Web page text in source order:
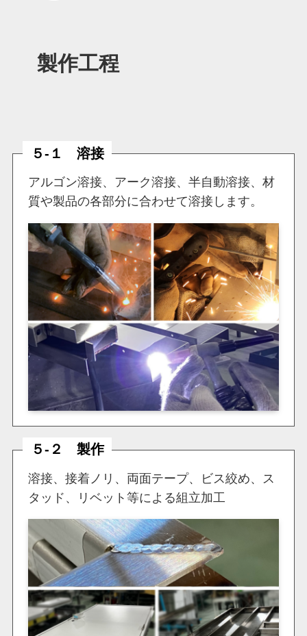
製作工程
５-１ 溶接
アルゴン溶接、アーク溶接、半自動溶接、材
質や製品の各部分に合わせて溶接します。
５-２ 製作
溶接、接着ノリ、両面テープ、ビス絞め、ス
タッド、リベット等による組立加工